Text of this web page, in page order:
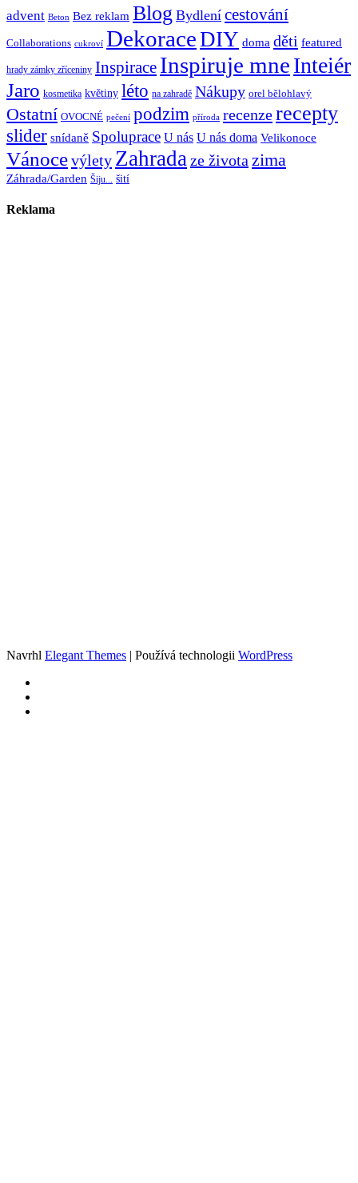
advent Beton Bez reklam Blog Bydlení cestování
Collaborations cukroví DekoraceDIY doma děti featured
hrady zámky zříceniny Inspirace Inspiruje mneInteiér
Jaro kosmetika květiny léto na zahradě Nákupy orel bělohlavý
Ostatní OVOCNÉ pečení podzim příroda recenzerecepty
slider snídaně Spoluprace U nás U nás doma Velikonoce
Vánocevýlety Zahrada ze života zima
Záhrada/Garden Šiju... šití
Reklama
Navrhl Elegant Themes | Používá technologii WordPress